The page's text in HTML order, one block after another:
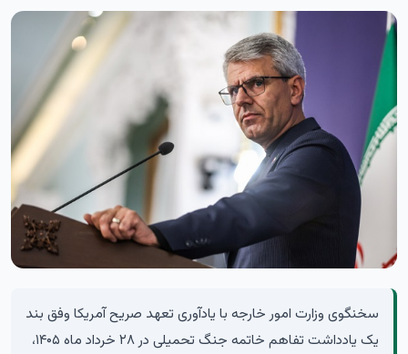
سخنگوی وزارت امور خارجه با یادآوری تعهد صریح آمریکا وفق بند
یک یادداشت تفاهم خاتمه جنگ تحمیلی در ۲۸ خرداد ماه ۱۴۰۵،